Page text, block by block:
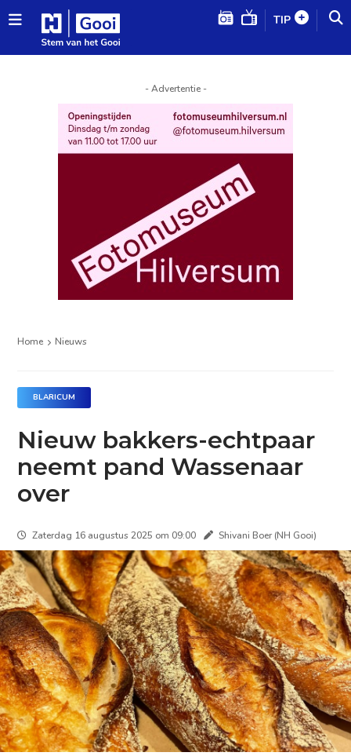
TIP
- Advertentie -
Home Nieuws
BLARICUM
Nieuw bakkers-echtpaar
neemt pand Wassenaar
over
Zaterdag 16 augustus 2025 om 09:00 Shivani Boer (NH Gooi)